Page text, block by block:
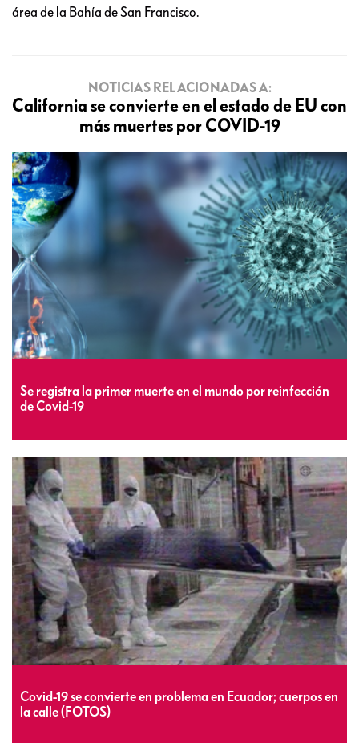
área de la Bahía de San Francisco.
NOTICIAS RELACIONADAS A:
California se convierte en el estado de EU con
más muertes por COVID-19
Se registra la primer muerte en el mundo por reinfección
de Covid-19
Covid-19 se convierte en problema en Ecuador; cuerpos en
la calle (FOTOS)